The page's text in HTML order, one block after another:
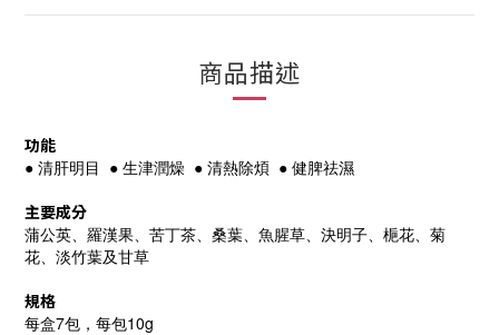
商品描述
功能
● 清肝明目 ● 生津潤燥 ● 清熱除煩 ● 健脾祛濕
主要成分
蒲公英、羅漢果、苦丁茶、桑葉、魚腥草、決明子、梔花、菊
花、淡竹葉及甘草
規格
每盒7包，每包10g